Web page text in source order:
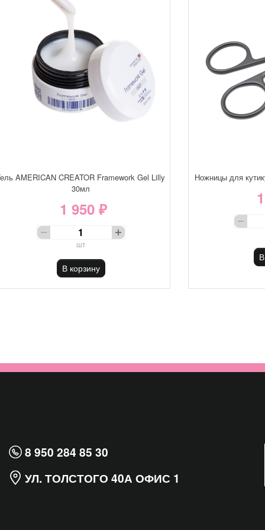
AMERICAN CREATOR Framework Gel Lilly
30мл
1 950 ₽
шт
В корзину
Ножницы для
8 950 284 85 30
УЛ. ТОЛСТОГО 40А ОФИС 1